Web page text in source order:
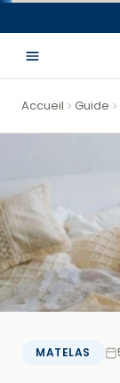
au
contenu
Accueil Guide
MATELAS